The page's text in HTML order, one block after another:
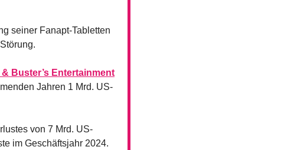
seiner Fanapt-Tabletten
& Buster’s Entertainment
Jahren 1 Mrd. US-
von 7 Mrd. US-
im Geschäftsjahr 2024.